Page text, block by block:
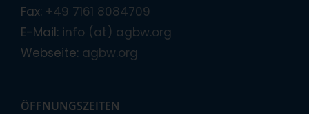
Fax: +49 7161 8084709
E-Mail: info (at) agbw.org
Webseite: agbw.org
ÖFFNUNGSZEITEN